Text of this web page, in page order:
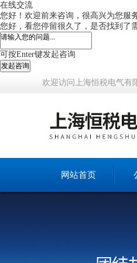
在线交流
您好！欢迎前来咨询，很高兴为您服
您好，看您停留很久了，是否找到了
可按Enter键发起咨询
发起咨询
欢迎访问上海恒税电气有
网站首页